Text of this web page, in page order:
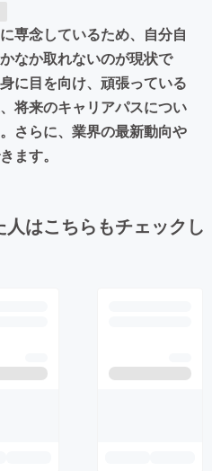
専念しているため、⾃分⾃
なか取れないのが現状で
に⽬を向け、頑張っている
将来のキャリアパスについ
さらに、業界の最新動向や
ます。
はこちらもチェックし